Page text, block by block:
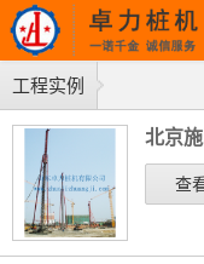
工程实例
北京
查